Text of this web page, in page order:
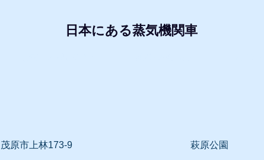
日本にある蒸気機関車
茂原市上林173-9 萩原公園